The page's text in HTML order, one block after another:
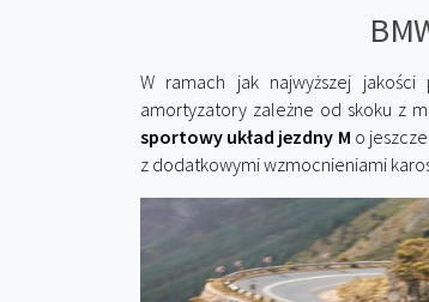
W ramach jak najwyższej
amortyzatory zależne od skoku z
sportowy układ jezdny M o
z dodatkowymi wzmocnieniami